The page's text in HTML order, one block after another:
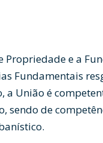
e a
Fundamentais
a União é
sendo de